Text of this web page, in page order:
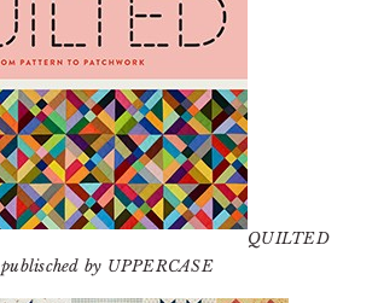
QUILTED
publisched by UPPERCASE